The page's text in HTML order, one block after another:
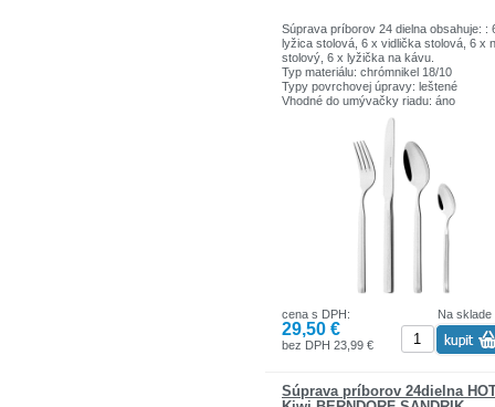
Súprava príborov 24 dielna obsahuje: :
lyžica stolová, 6 x vidlička stolová, 6 x
stolový, 6 x lyžička na kávu.
Typ materiálu: chrómnikel 18/10
Typy povrchovej úpravy: leštené
Vhodné do umývačky riadu: áno
Na sklade
cena s DPH:
29,50 €
bez DPH 23,99 €
Súprava príborov 24dielna